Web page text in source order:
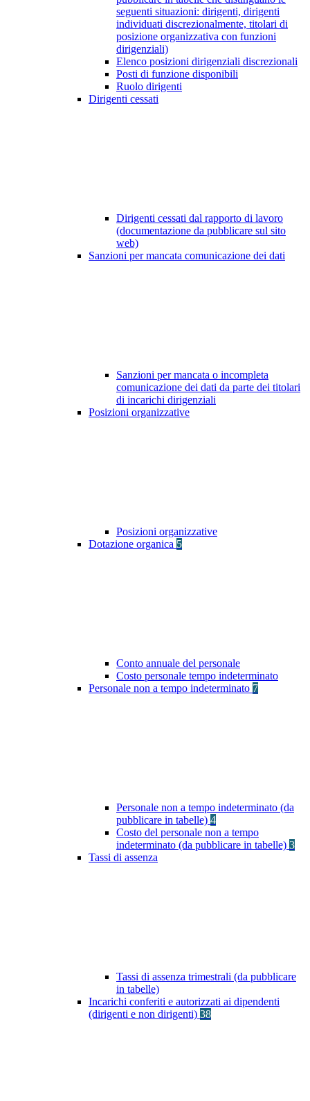
seguenti situazioni: dirigenti, dirigenti
individuati discrezionalmente, titolari di
posizione organizzativa con funzioni
dirigenziali)
Elenco posizioni dirigenziali discrezionali
Posti di funzione disponibili
Ruolo dirigenti
Dirigenti cessati
Dirigenti cessati dal rapporto di lavoro
(documentazione da pubblicare sul sito
web)
Sanzioni per mancata comunicazione dei dati
Sanzioni per mancata o incompleta
comunicazione dei dati da parte dei titolari
di incarichi dirigenziali
Posizioni organizzative
Posizioni organizzative
Dotazione organica 5
Conto annuale del personale
Costo personale tempo indeterminato
Personale non a tempo indeterminato 7
Personale non a tempo indeterminato (da
pubblicare in tabelle) 4
Costo del personale non a tempo
indeterminato (da pubblicare in tabelle) 3
Tassi di assenza
Tassi di assenza trimestrali (da pubblicare
in tabelle)
Incarichi conferiti e autorizzati ai dipendenti
(dirigenti e non dirigenti) 38